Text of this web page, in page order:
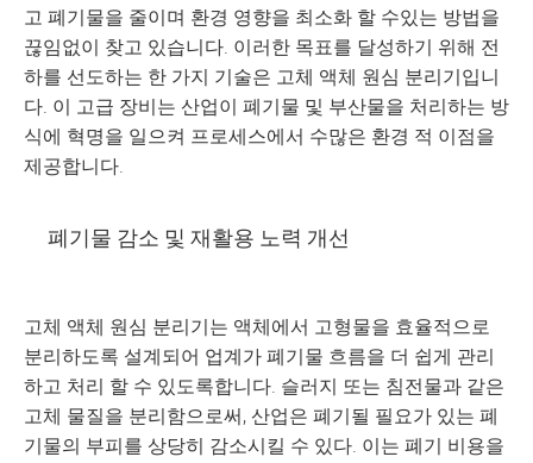
고 폐기물을 줄이며 환경 영향을 최소화 할 수있는 방법을
끊임없이 찾고 있습니다. 이러한 목표를 달성하기 위해 전
하를 선도하는 한 가지 기술은 고체 액체 원심 분리기입니
다. 이 고급 장비는 산업이 폐기물 및 부산물을 처리하는 방
식에 혁명을 일으켜 프로세스에서 수많은 환경 적 이점을
제공합니다.
폐기물 감소 및 재활용 노력 개선
고체 액체 원심 분리기는 액체에서 고형물을 효율적으로
분리하도록 설계되어 업계가 폐기물 흐름을 더 쉽게 관리
하고 처리 할 수 있도록합니다. 슬러지 또는 침전물과 같은
고체 물질을 분리함으로써, 산업은 폐기될 필요가 있는 폐
기물의 부피를 상당히 감소시킬 수 있다. 이는 폐기 비용을